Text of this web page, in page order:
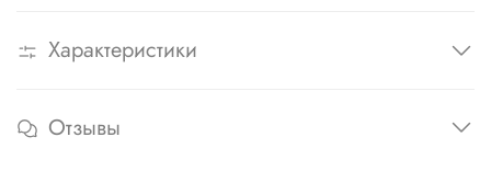
Характеристики
Отзывы